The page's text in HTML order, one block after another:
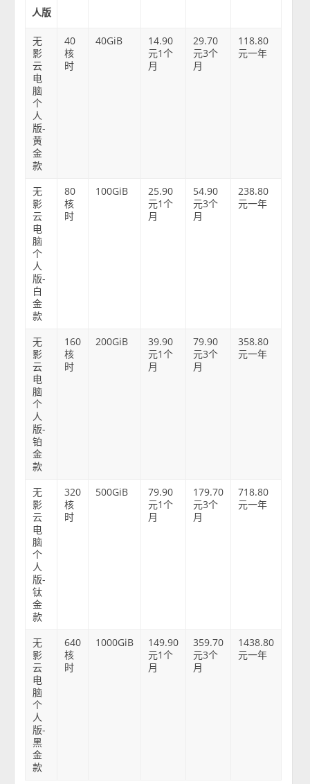
人版
无
影
云
电
脑
个
人
版-
黄
金
款
40
核
时
40GiB
14.90
元1个
月
29.70
元3个
月
118.80
元一年
无
影
云
电
脑
个
人
版-
白
金
款
80
核
时
100GiB
25.90
元1个
月
54.90
元3个
月
238.80
元一年
无
影
云
电
脑
个
人
版-
铂
金
款
160
核
时
200GiB
39.90
元1个
月
79.90
元3个
月
358.80
元一年
无
影
云
电
脑
个
人
版-
钛
金
款
320
核
时
500GiB
79.90
元1个
月
179.70
元3个
月
718.80
元一年
无
影
云
电
脑
个
人
版-
黑
金
款
640
核
时
1000GiB
149.90
元1个
月
359.70
元3个
月
1438.80
元一年